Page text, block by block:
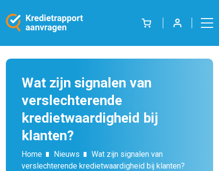
Wat zijn signalen van
verslechterende
kredietwaardigheid bij
klanten?
Home Nieuws
Wat zijn signalen van
verslechterende kredietwaardigheid bij klanten?